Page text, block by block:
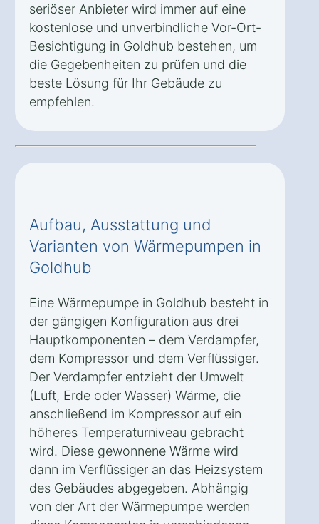
seriöser Anbieter wird immer auf eine
kostenlose und unverbindliche Vor-Ort-
Besichtigung in Goldhub bestehen, um
die Gegebenheiten zu prüfen und die
beste Lösung für Ihr Gebäude zu
empfehlen.
Aufbau, Ausstattung und
Varianten von Wärmepumpen in
Goldhub
Eine Wärmepumpe in Goldhub besteht in
der gängigen Konfiguration aus drei
Hauptkomponenten – dem Verdampfer,
dem Kompressor und dem Verflüssiger.
Der Verdampfer entzieht der Umwelt
(Luft, Erde oder Wasser) Wärme, die
anschließend im Kompressor auf ein
höheres Temperaturniveau gebracht
wird. Diese gewonnene Wärme wird
dann im Verflüssiger an das Heizsystem
des Gebäudes abgegeben. Abhängig
von der Art der Wärmepumpe werden